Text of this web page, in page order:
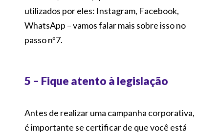
utilizados por eles: Instagram, Facebook,
WhatsApp – vamos falar mais sobre isso no
passo nº7.
5 – Fique atento à legislação
Antes de realizar uma campanha corporativa,
é importante se certificar de que você está